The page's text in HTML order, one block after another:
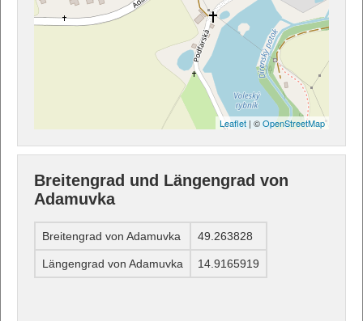
Leaflet | ©OpenStreetMap
Breitengrad und Längengrad von
Adamuvka
Breitengrad von Adamuvka 49.263828
Längengrad von Adamuvka 14.9165919